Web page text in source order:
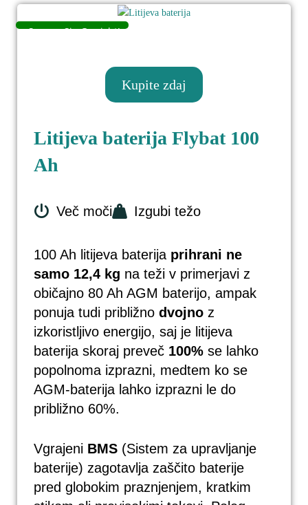
Kupite zdaj
Litijeva baterija Flybat 100
Ah
Več moči Izgubi težo
100 Ah litijeva baterija prihrani ne
samo 12,4 kg na teži v primerjavi z
običajno 80 Ah AGM baterijo, ampak
ponuja tudi približno dvojno z
izkoristljivo energijo, saj je litijeva
baterija skoraj preveč 100% se lahko
popolnoma izprazni, medtem ko se
AGM-baterija lahko izprazni le do
približno 60%.
Vgrajeni BMS (Sistem za upravljanje
baterije) zagotavlja zaščito baterije
pred globokim praznjenjem, kratkim